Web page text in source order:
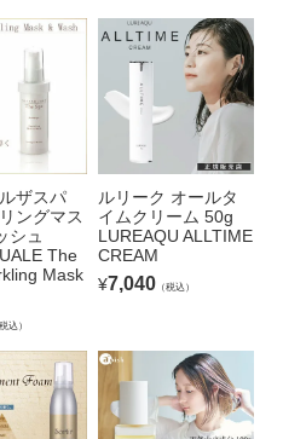
ザスパ
ングマス
シュ
The
Mask
税込）
ルリーク オールタ
イムクリーム 50g
LUREAQU ALLTIME
CREAM
¥7,040（税込）